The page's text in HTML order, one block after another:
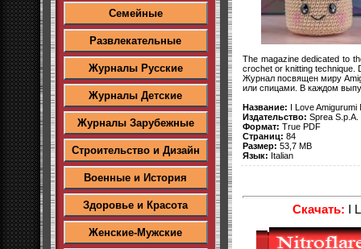
Семейные
Развлекательные
Журналы Русские
Журналы Детские
Журналы Зарубежные
Строительство и Дизайн
Военные и История
Здоровье и Красота
Женские-Мужские
The magazine dedicated to
crochet or knitting technique.
Журнал посвящен миру
или спицами. В каждом
Название: I Love
Издательство: Sprea S.p.A.
Формат: True PDF
Страниц: 84
Размер: 53,7 MB
Язык: Italian
Скачать: I